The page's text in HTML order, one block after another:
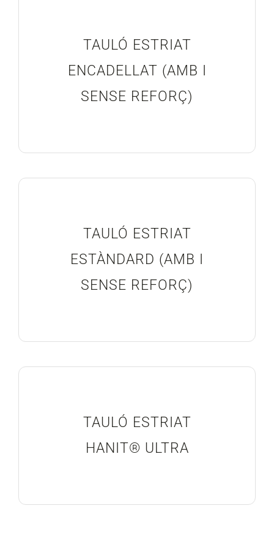
Projectes Realitzats
TAULÓ ESTRIAT
ENCADELLAT (AMB I
SENSE REFORÇ)
TAULÓ ESTRIAT
ESTÀNDARD (AMB I
SENSE REFORÇ)
TAULÓ ESTRIAT
HANIT® ULTRA